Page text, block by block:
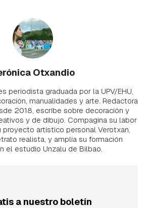
Otxandio
periodista graduada por la UPV/EHU,
manualidades y arte. Redactora
2018, escribe sobre decoración y
y de dibujo. Compagina su labor
artístico personal Verotxan,
realista, y amplía su formación
el estudio Unzalu de Bilbao.
a nuestro boletín